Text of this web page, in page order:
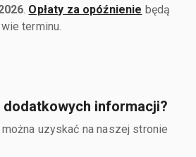
Opłaty za opóźnienie będą
terminu.
informacji?
uzyskać na naszej stronie